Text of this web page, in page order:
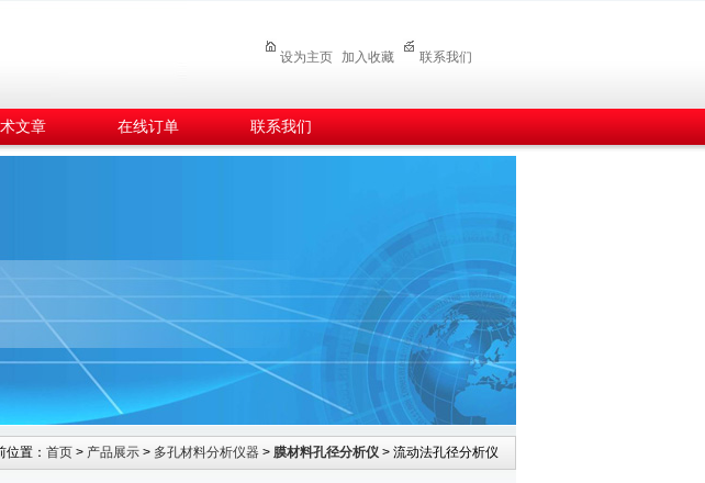
设为主页 加入收藏 联系我们
文章 在线订单 联系我们
位置： 首页 > 产品展示 > 多孔材料分析仪器 > 膜材料孔径分析仪 > 流动法孔径分析仪